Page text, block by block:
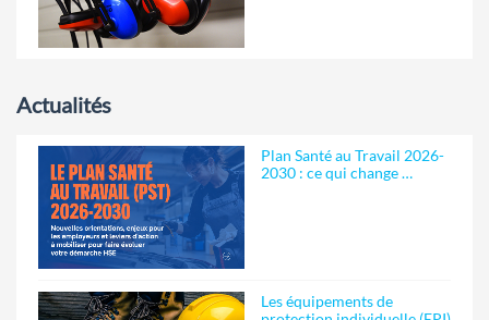
Actualités
Plan Santé au Travail 2026-
2030 : ce qui change …
Les équipements de